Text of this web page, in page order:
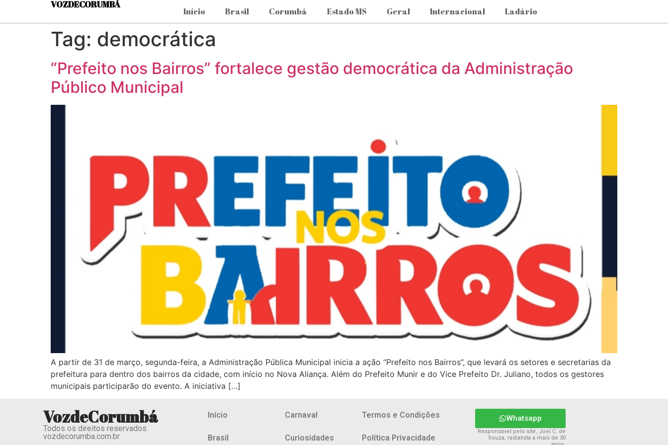
VOZDECORUMBÁ
Início Brasil Corumbá Estado MS Geral Internacional Ladário
Tag: democrática
“Prefeito nos Bairros” fortalece gestão democrática da Administração
Público Municipal
A partir de 31 de março, segunda-feira, a Administração Pública Municipal inicia a ação “Prefeito nos Bairros”, que levará os setores e secretarias da
prefeitura para dentro dos bairros da cidade, com início no Nova Aliança. Além do Prefeito Munir e do Vice Prefeito Dr. Juliano, todos os gestores
municipais participarão do evento. A iniciativa […]
VozdeCorumbá
Todos os direitos reservados
vozdecorumba.com.br
Início
Brasil
Carnaval
Curiosidades
Termos e Condições
Política Privacidade
Whatsapp
Responsável pelo site, Joel C. de
Souza, radialista a mais de 30